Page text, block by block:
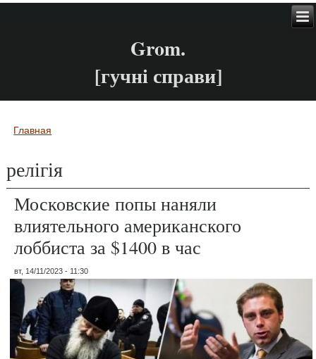
Grom.
[гучні справи]
Вы здесь
Главная
релігія
Московские попы наняли
влиятельного американского
лоббиста за $1400 в час
вт, 14/11/2023 - 11:30